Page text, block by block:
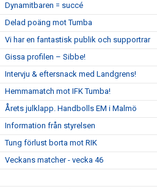
Dynamitbaren = succé
Delad poäng mot Tumba
Vi har en fantastisk publik och supportrar
Gissa profilen – Sibbe!
Intervju & eftersnack med Landgrens!
Hemmamatch mot IFK Tumba!
Årets julklapp. Handbolls EM i Malmö
Information från styrelsen
Tung förlust borta mot RIK
Veckans matcher - vecka 46